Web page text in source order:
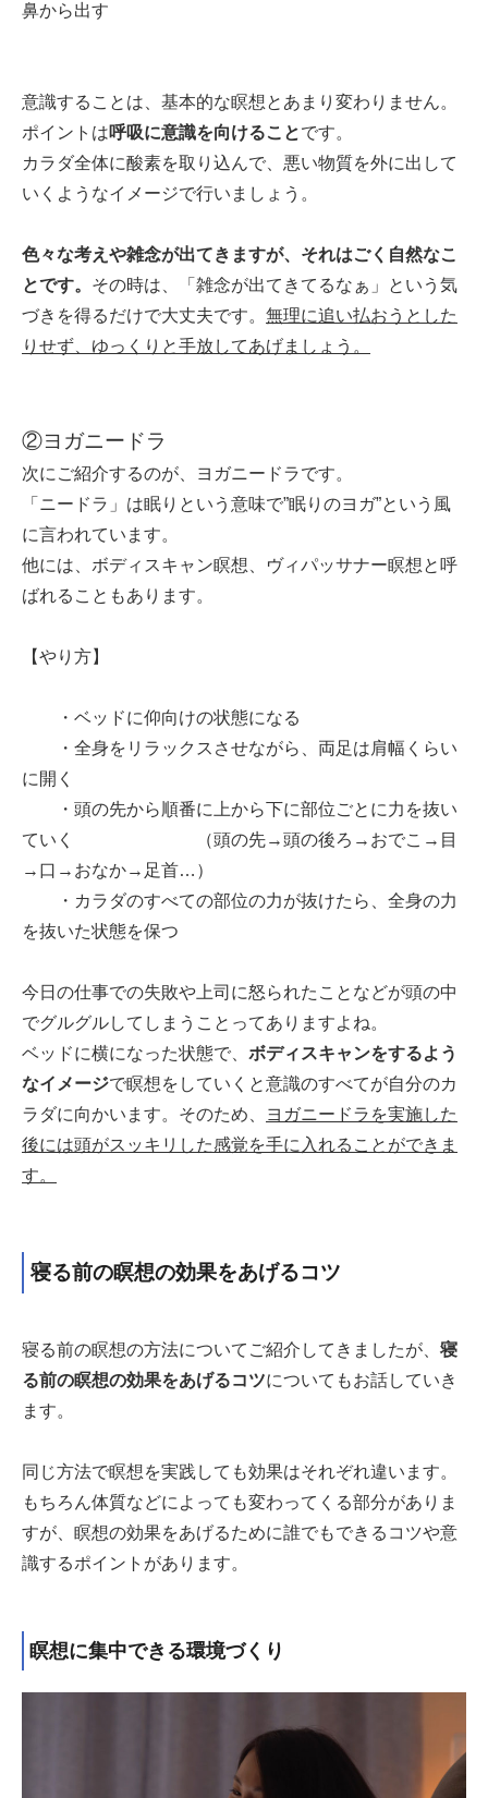
鼻から出す
意識することは、基本的な瞑想とあまり変わりません。
ポイントは呼吸に意識を向けることです。
カラダ全体に酸素を取り込んで、悪い物質を外に出して
いくようなイメージで行いましょう。
色々な考えや雑念が出てきますが、それはごく自然なこ
とです。 その時は、「雑念が出てきてるなぁ」という気
づきを得るだけで大丈夫です。 無理に追い払おうとした
りせず、ゆっくりと手放してあげましょう。
②ヨガニードラ
次にご紹介するのが、ヨガニードラです。
「ニードラ」は眠りという意味で”眠りのヨガ”という風
に言われています。
他には、ボディスキャン瞑想、ヴィパッサナー瞑想と呼
ばれることもあります。
【やり方】
・ベッドに仰向けの状態になる
・全身をリラックスさせながら、両足は肩幅くらい
に開く
・頭の先から順番に上から下に部位ごとに力を抜い
ていく （頭の先→頭の後ろ→おでこ→目
→口→おなか→足首…）
・カラダのすべての部位の力が抜けたら、全身の力
を抜いた状態を保つ
今日の仕事での失敗や上司に怒られたことなどが頭の中
でグルグルしてしまうことってありますよね。
ベッドに横になった状態で、 ボディスキャンをするよう
なイメージで瞑想をしていくと意識のすべてが自分のカ
ラダに向かいます。そのため、
ヨガニードラを実施した
後には頭がスッキリした感覚を手に入れることができま
す。
寝る前の瞑想の効果をあげるコツ
寝る前の瞑想の方法についてご紹介してきましたが、 寝
る前の瞑想の効果をあげるコツについてもお話していき
ます。
同じ方法で瞑想を実践しても効果はそれぞれ違います。
もちろん体質などによっても変わってくる部分がありま
すが、瞑想の効果をあげるために誰でもできるコツや意
識するポイントがあります。
瞑想に集中できる環境づくり